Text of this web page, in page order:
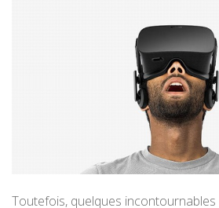
Toutefois, quelques incontournables